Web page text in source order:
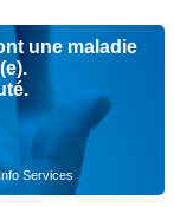
une maladie
Services